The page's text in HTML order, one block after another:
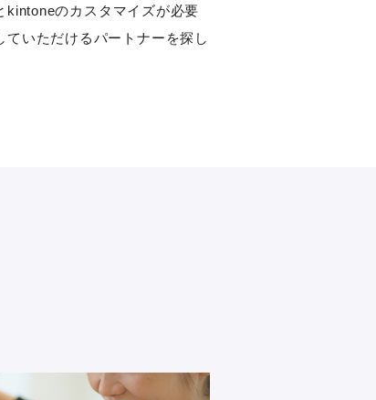
kintoneのカスタマイズが必要
いただけるパートナーを探し